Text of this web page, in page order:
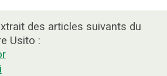
des articles suivants du
Usito :